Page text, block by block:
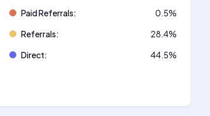
Paid Referrals: 0.5%
Referrals: 28.4%
Direct: 44.5%